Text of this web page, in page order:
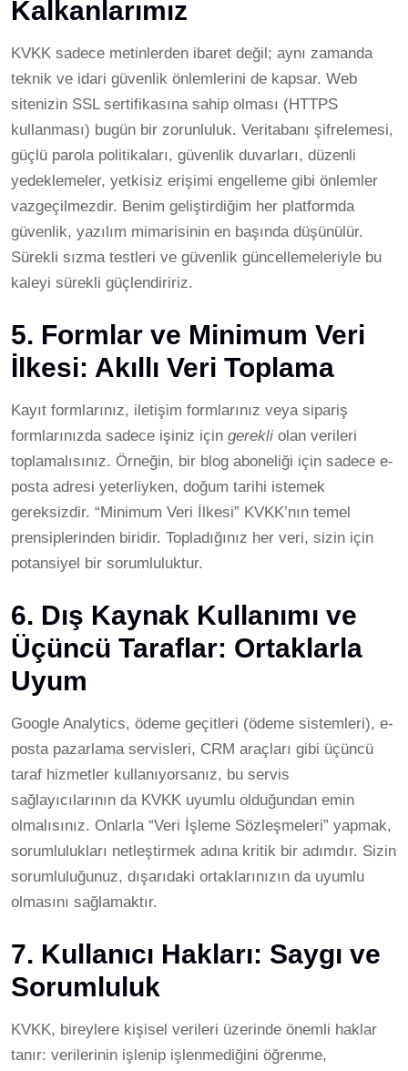
Kalkanlarımız
KVKK sadece metinlerden ibaret değil; aynı zamanda
teknik ve idari güvenlik önlemlerini de kapsar. Web
sitenizin SSL sertifikasına sahip olması (HTTPS
kullanması) bugün bir zorunluluk. Veritabanı şifrelemesi,
güçlü parola politikaları, güvenlik duvarları, düzenli
yedeklemeler, yetkisiz erişimi engelleme gibi önlemler
vazgeçilmezdir. Benim geliştirdiğim her platformda
güvenlik, yazılım mimarisinin en başında düşünülür.
Sürekli sızma testleri ve güvenlik güncellemeleriyle bu
kaleyi sürekli güçlendiririz.
5. Formlar ve Minimum Veri
İlkesi: Akıllı Veri Toplama
Kayıt formlarınız, iletişim formlarınız veya sipariş
formlarınızda sadece işiniz için gerekli olan verileri
toplamalısınız. Örneğin, bir blog aboneliği için sadece e-
posta adresi yeterliyken, doğum tarihi istemek
gereksizdir. “Minimum Veri İlkesi” KVKK’nın temel
prensiplerinden biridir. Topladığınız her veri, sizin için
potansiyel bir sorumluluktur.
6. Dış Kaynak Kullanımı ve
Üçüncü Taraflar: Ortaklarla
Uyum
Google Analytics, ödeme geçitleri (ödeme sistemleri), e-
posta pazarlama servisleri, CRM araçları gibi üçüncü
taraf hizmetler kullanıyorsanız, bu servis
sağlayıcılarının da KVKK uyumlu olduğundan emin
olmalısınız. Onlarla “Veri İşleme Sözleşmeleri” yapmak,
sorumlulukları netleştirmek adına kritik bir adımdır. Sizin
sorumluluğunuz, dışarıdaki ortaklarınızın da uyumlu
olmasını sağlamaktır.
7. Kullanıcı Hakları: Saygı ve
Sorumluluk
KVKK, bireylere kişisel verileri üzerinde önemli haklar
tanır: verilerinin işlenip işlenmediğini öğrenme,